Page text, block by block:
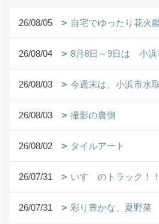
26/08/05 自宅でゆったり花火
26/08/04 8月8日～9日は 小浜
26/08/03 今週末は、小浜市水
26/08/03 撮影の裏側
26/08/02 タイルアート
26/07/31 いすゞのトラック！！
26/07/31 彩り豊かな、夏野菜